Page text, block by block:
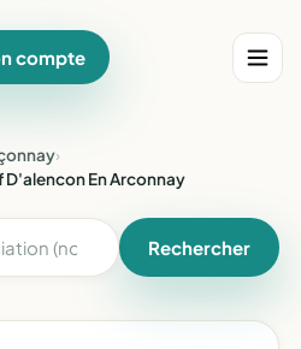
compte
›
En Arconnay
Rechercher